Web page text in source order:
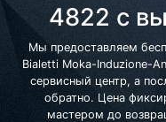
4822 с
Мы предоставляем
Bialetti Moka-Induzione-
сервисный центр, а
обратно. Цена
мастером до